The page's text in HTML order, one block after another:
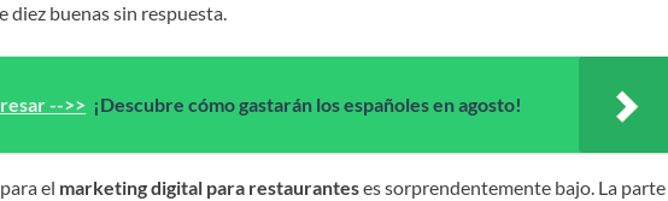
diez buenas sin respuesta.
-->> ¡Descubre cómo gastarán los españoles en agosto!
el marketing digital para restauranteses sorprendentemente bajo. La parte